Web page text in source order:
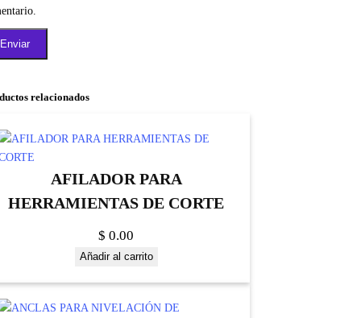
relacionados
AFILADOR PARA
HERRAMIENTAS DE CORTE
$ 0.00
Añadir al carrito